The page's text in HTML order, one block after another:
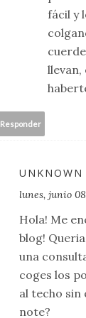
fácil y
llevan,
Responder
UNKNOWN
lunes, junio
Hola! Me
blog!
una
coges los
al techo sin
note?